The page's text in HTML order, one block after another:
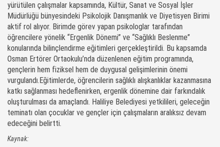
yürütülen çalışmalar kapsamında, Kültür, Sanat ve Sosyal İşler
Müdürlüğü bünyesindeki Psikolojik Danışmanlık ve Diyetisyen Birimi
aktif rol alıyor. Birimde görev yapan psikologlar tarafından
öğrencilere yönelik “Ergenlik Dönemi” ve “Sağlıklı Beslenme”
konularında bilinçlendirme eğitimleri gerçekleştirildi. Bu kapsamda
Osman Ertörer Ortaokulu’nda düzenlenen eğitim programında,
gençlerin hem fiziksel hem de duygusal gelişimlerinin önemi
vurgulandı.Eğitimlerde, öğrencilerin sağlıklı alışkanlıklar kazanmasına
katkı sağlanması hedeflenirken, ergenlik dönemine dair farkındalık
oluşturulması da amaçlandı. Haliliye Belediyesi yetkilileri, geleceğin
teminatı olan çocuklar ve gençler için çalışmaların aralıksız devam
edeceğini belirtti.
Kaynak: